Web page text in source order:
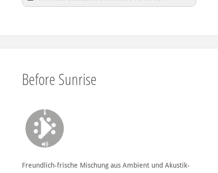
Before Sunrise
Freundlich-frische Mischung aus Ambient und Akustik-